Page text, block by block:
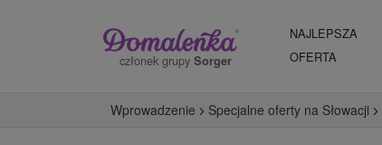
członek grupy Sorger
NAJLEPSZA
OFERTA
Wprowadzenie Specjalne oferty na Słowacji